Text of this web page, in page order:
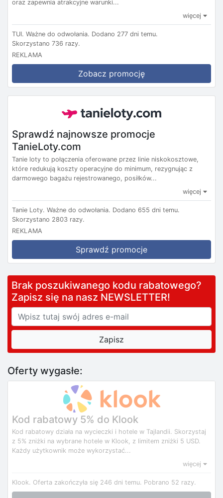
oraz zapewnia atrakcyjne warunki...
więcej
TUI. Ważne do odwołania. Dodano 277 dni temu.
Skorzystano 736 razy.
REKLAMA
Zobacz promocję
Sprawdź najnowsze promocje
TanieLoty.com
Tanie loty to połączenia oferowane przez linie niskokosztowe,
które redukują koszty operacyjne do minimum, rezygnując z
darmowego bagażu rejestrowanego, posiłków...
więcej
Tanie Loty. Ważne do odwołania. Dodano 655 dni temu.
Skorzystano 2803 razy.
REKLAMA
Sprawdź promocje
Brak poszukiwanego kodu rabatowego?
Zapisz się na nasz NEWSLETTER!
Oferty wygasłe:
Kod rabatowy 5% do Klook
Kod rabatowy działa na wycieczki i hotele w Tajlandii. Skorzystaj
z 5% zniżki na wybrane hotele w Klook, z limitem zniżki 5 USD.
Każdy użytkownik może wykorzystać...
więcej
Klook. Oferta zakończyła się 246 dni temu. Pobrano 52 razy.